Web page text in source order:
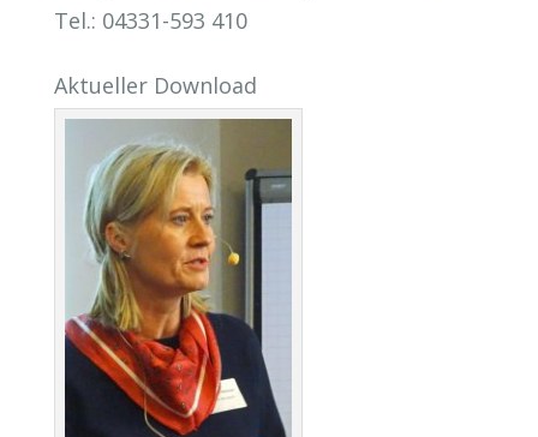
Tel.: 04331-593 410
Aktueller Download